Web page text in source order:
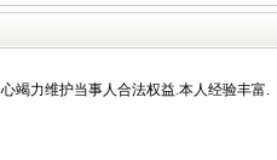
竭力维护当事人合法权益.本人经验丰富.